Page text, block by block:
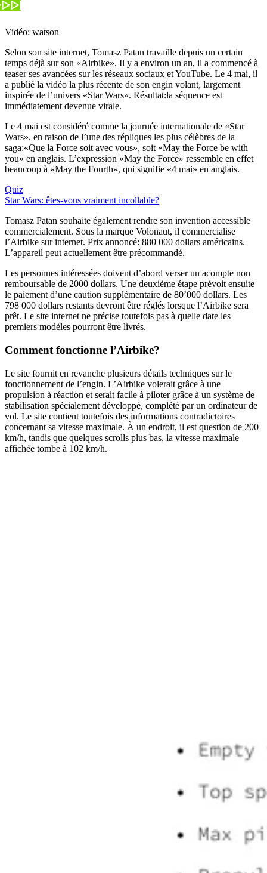
Vidéo: watson
Selon son site internet, Tomasz Patan travaille depuis un certain
temps déjà sur son «Airbike». Il y a environ un an, il a commencé à
teaser ses avancées sur les réseaux sociaux et YouTube. Le 4 mai, il
a publié la vidéo la plus récente de son engin volant, largement
inspirée de l’univers «Star Wars». Résultat:la séquence est
immédiatement devenue virale.
Le 4 mai est considéré comme la journée internationale de «Star
Wars», en raison de l’une des répliques les plus célèbres de la
saga:«Que la Force soit avec vous», soit «May the Force be with
you» en anglais. L’expression «May the Force» ressemble en effet
beaucoup à «May the Fourth», qui signifie «4 mai» en anglais.
Quiz
Star Wars: êtes-vous vraiment incollable?
Tomasz Patan souhaite également rendre son invention accessible
commercialement. Sous la marque Volonaut, il commercialise
l’Airbike sur internet. Prix annoncé: 880 000 dollars américains.
L’appareil peut actuellement être précommandé.
Les personnes intéressées doivent d’abord verser un acompte non
remboursable de 2000 dollars. Une deuxième étape prévoit ensuite
le paiement d’une caution supplémentaire de 80’000 dollars. Les
798 000 dollars restants devront être réglés lorsque l’Airbike sera
prêt. Le site internet ne précise toutefois pas à quelle date les
premiers modèles pourront être livrés.
Comment fonctionne l’Airbike?
Le site fournit en revanche plusieurs détails techniques sur le
fonctionnement de l’engin. L’Airbike volerait grâce à une
propulsion à réaction et serait facile à piloter grâce à un système de
stabilisation spécialement développé, complété par un ordinateur de
vol. Le site contient toutefois des informations contradictoires
concernant sa vitesse maximale. À un endroit, il est question de 200
km/h, tandis que quelques scrolls plus bas, la vitesse maximale
affichée tombe à 102 km/h.